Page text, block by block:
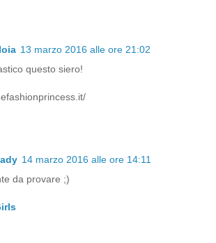
13 marzo 2016 alle ore 21:02
questo siero!
14 marzo 2016 alle ore 14:11
da provare ;)